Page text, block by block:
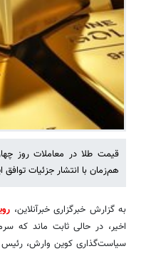
قیمت طلا در معاملات روز
هم‌زمان با انتشار جزئیات توافق
به گزارش خبرگزاری خبرآنلاین،
اخیر، در حالی ثابت ماند که
سیاست‌گذاری کوین وارش، رئیس